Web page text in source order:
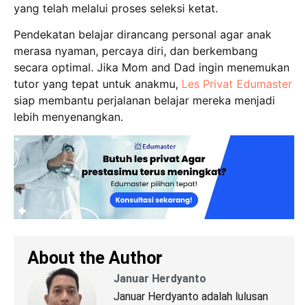
yang telah melalui proses seleksi ketat.
Pendekatan belajar dirancang personal agar anak
merasa nyaman, percaya diri, dan berkembang
secara optimal. Jika Mom and Dad ingin menemukan
tutor yang tepat untuk anakmu, Les Privat Edumaster
siap membantu perjalanan belajar mereka menjadi
lebih menyenangkan.
About the Author
Januar Herdyanto
Januar Herdyanto adalah lulusan